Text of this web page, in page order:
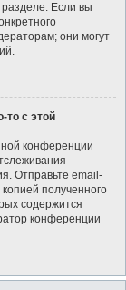
Если вы
они могут
то с этой
конференции
Отправьте email-
полученного
содержится
конференции